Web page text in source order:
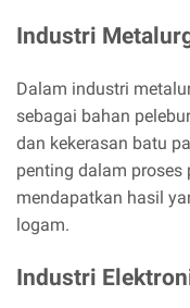
Industri
Dalam industri
sebagai bahan
dan kekerasan batu
penting dalam
mendapatkan hasil
logam.
Industri